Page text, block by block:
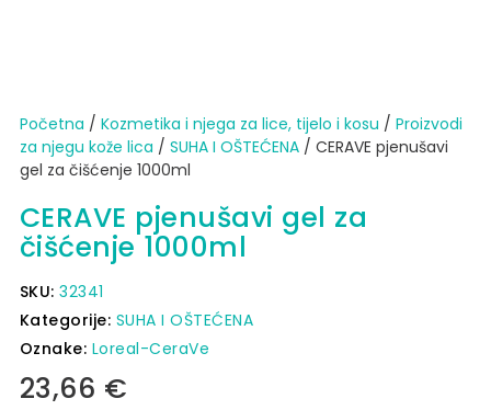
Početna / Kozmetika i njega za lice, tijelo i kosu / Proizvodi
za njegu kože lica / SUHA I OŠTEĆENA/ CERAVE pjenušavi
gel za čišćenje 1000ml
CERAVE pjenušavi gel za
čišćenje 1000ml
SKU:32341
Kategorije: SUHA I OŠTEĆENA
Oznake: Loreal-CeraVe
23,66 €